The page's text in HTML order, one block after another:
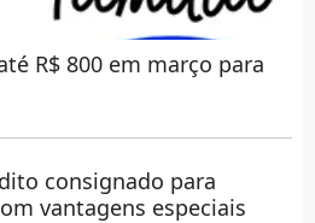
R$ 800 em março para
consignado para
vantagens especiais